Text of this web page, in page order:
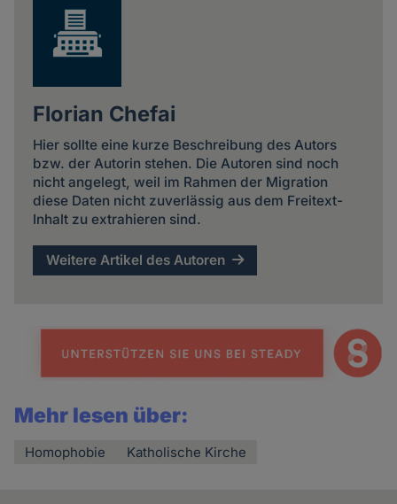
Florian Chefai
Hier sollte eine kurze Beschreibung des Autors
bzw. der Autorin stehen. Die Autoren sind noch
nicht angelegt, weil im Rahmen der Migration
diese Daten nicht zuverlässig aus dem Freitext-
Inhalt zu extrahieren sind.
Weitere Artikel des Autoren
Mehr lesen über:
Homophobie Katholische Kirche